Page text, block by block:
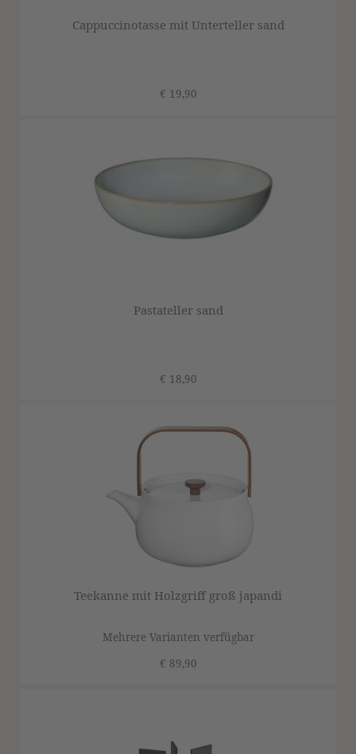
Cappuccinotasse mit Unterteller sand
€ 19,90
Pastateller sand
€ 18,90
Teekanne mit Holzgriff groß japandi
Mehrere Varianten verfügbar
€ 89,90